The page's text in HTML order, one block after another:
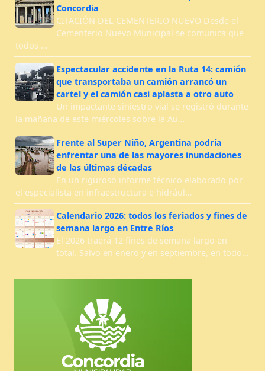
Concordia
CITACIÓN DEL CEMENTERIO NUEVO Desde el
Cementerio Nuevo Municipal se comunica que
todos …
Espectacular accidente en la Ruta 14: camión
que transportaba un camión arrancó un
cartel y el camión casi aplasta a otro auto
Un impactante siniestro vial se registró durante
la mañana de este miércoles sobre la Au…
Frente al Super Niño, Argentina podría
enfrentar una de las mayores inundaciones
de las últimas décadas
En un riguroso informe técnico elaborado por
el especialista en infraestructura e hidrául…
Calendario 2026: todos los feriados y fines de
semana largo en Entre Ríos
El 2026 traerá 12 fines de semana largo en
total. Salvo en enero y en septiembre, en todo…